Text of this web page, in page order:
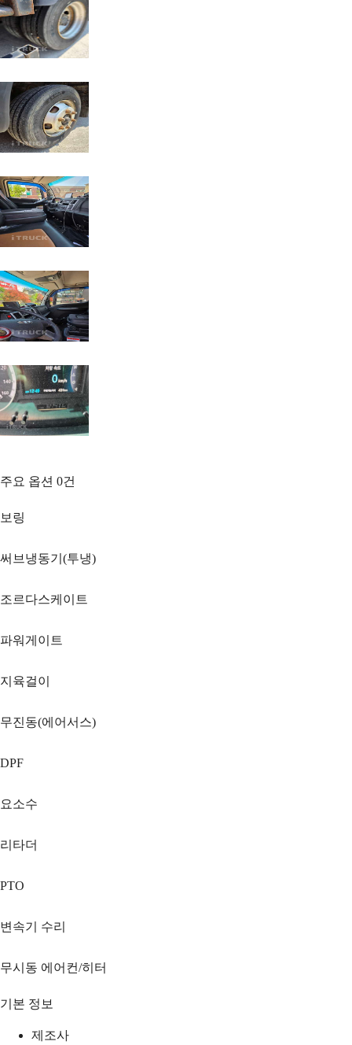
주요 옵션 0건
보링
써브냉동기(투냉)
조르다스케이트
파워게이트
지육걸이
무진동(에어서스)
DPF
요소수
리타더
PTO
변속기 수리
무시동 에어컨/히터
기본 정보
제조사